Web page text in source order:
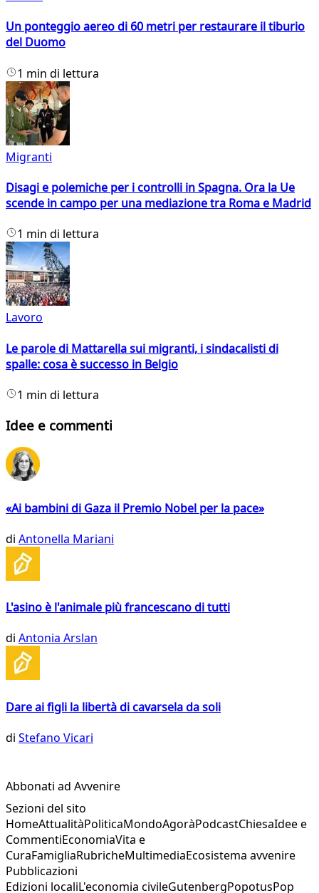
Un ponteggio aereo di 60 metri per restaurare il tiburio
del Duomo
1 min di lettura
Migranti
Disagi e polemiche per i controlli in Spagna. Ora la Ue
scende in campo per una mediazione tra Roma e Madrid
1 min di lettura
Lavoro
Le parole di Mattarella sui migranti, i sindacalisti di
spalle: cosa è successo in Belgio
1 min di lettura
Idee e commenti
«Ai bambini di Gaza il Premio Nobel per la pace»
di Antonella Mariani
L'asino è l'animale più francescano di tutti
di Antonia Arslan
Dare ai figli la libertà di cavarsela da soli
di Stefano Vicari
Abbonati ad Avvenire
Sezioni del sito
HomeAttualitàPoliticaMondoAgoràPodcastChiesaIdee e
CommentiEconomiaVita e
CuraFamigliaRubricheMultimediaEcosistema avvenire
Pubblicazioni
Edizioni localiL'economia civileGutenbergPopotusPop